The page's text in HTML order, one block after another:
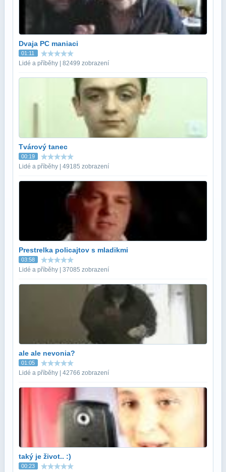
Dvaja PC maniaci
01:11
Lidé a příběhy | 82499 zobrazení
Tvárový tanec
00:19
Lidé a příběhy | 49185 zobrazení
Prestrelka policajtov s mladikmi
03:58
Lidé a příběhy | 37085 zobrazení
ale ale nevonia?
01:05
Lidé a příběhy | 42766 zobrazení
taký je život.. :)
00:23